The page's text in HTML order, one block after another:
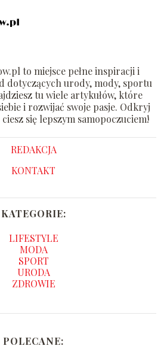
to miejsce pełne inspiracji i
dotyczących urody, mody, sportu
tu wiele artykułów, które
i rozwijać swoje pasje. Odkryj
się lepszym samopoczuciem!
REDAKCJA
KONTAKT
KATEGORIE:
LIFESTYLE
MODA
SPORT
URODA
ZDROWIE
POLECANE: